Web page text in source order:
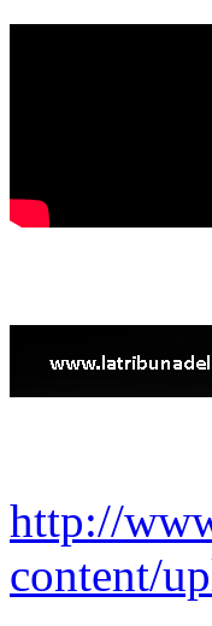
http://
content/